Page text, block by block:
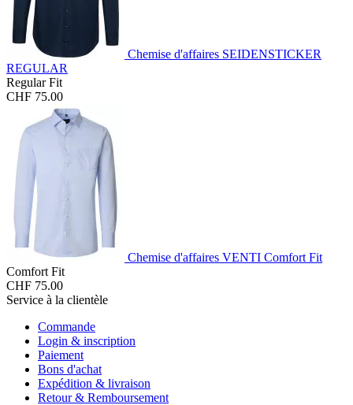
Chemise d'affaires SEIDENSTICKER
REGULAR
Regular Fit
CHF 75.00
Chemise d'affaires VENTI Comfort Fit
Comfort Fit
CHF 75.00
Service à la clientèle
Commande
Login & inscription
Paiement
Bons d'achat
Expédition & livraison
Retour & Remboursement